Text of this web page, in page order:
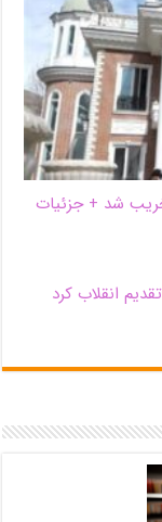
شد + جزئیات